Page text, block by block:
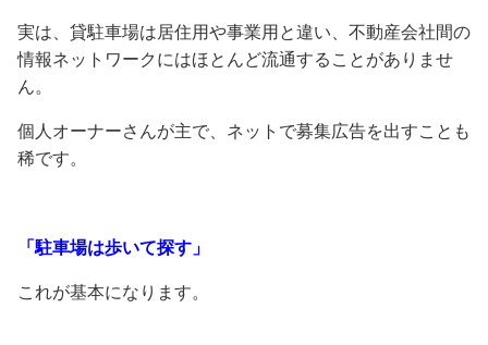
実は、貸駐車場は居住用や事業用と違い、不動産会社間の
情報ネットワークにはほとんど流通することがありませ
ん。
個人オーナーさんが主で、ネットで募集広告を出すことも
稀です。
「駐車場は歩いて探す」
これが基本になります。